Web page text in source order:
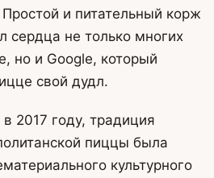
и питательный корж
сердца не только многих
но и Google, который
свой дудл.
2017 году, традиция
пиццы была
культурного